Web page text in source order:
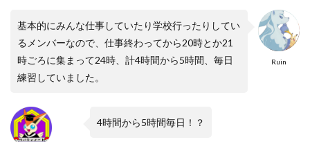
Ruin
基本的にみんな仕事していたり学校行ったりしてい
るメンバーなので、仕事終わってから20時とか21
時ごろに集まって24時、計4時間から5時間、毎日
練習していました。
4時間から5時間毎日！？